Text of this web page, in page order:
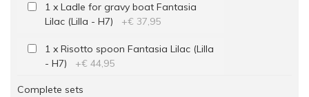
1 x Ladle for gravy boat Fantasia
Lilac (Lilla - H7) +€ 37,95
1 x Risotto spoon Fantasia Lilac (Lilla
- H7) +€ 44,95
Complete sets